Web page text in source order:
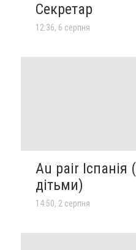
Секретар
12:36, 6 серпня
Au pair Іспанія
дітьми)
14:50, 2 серпня